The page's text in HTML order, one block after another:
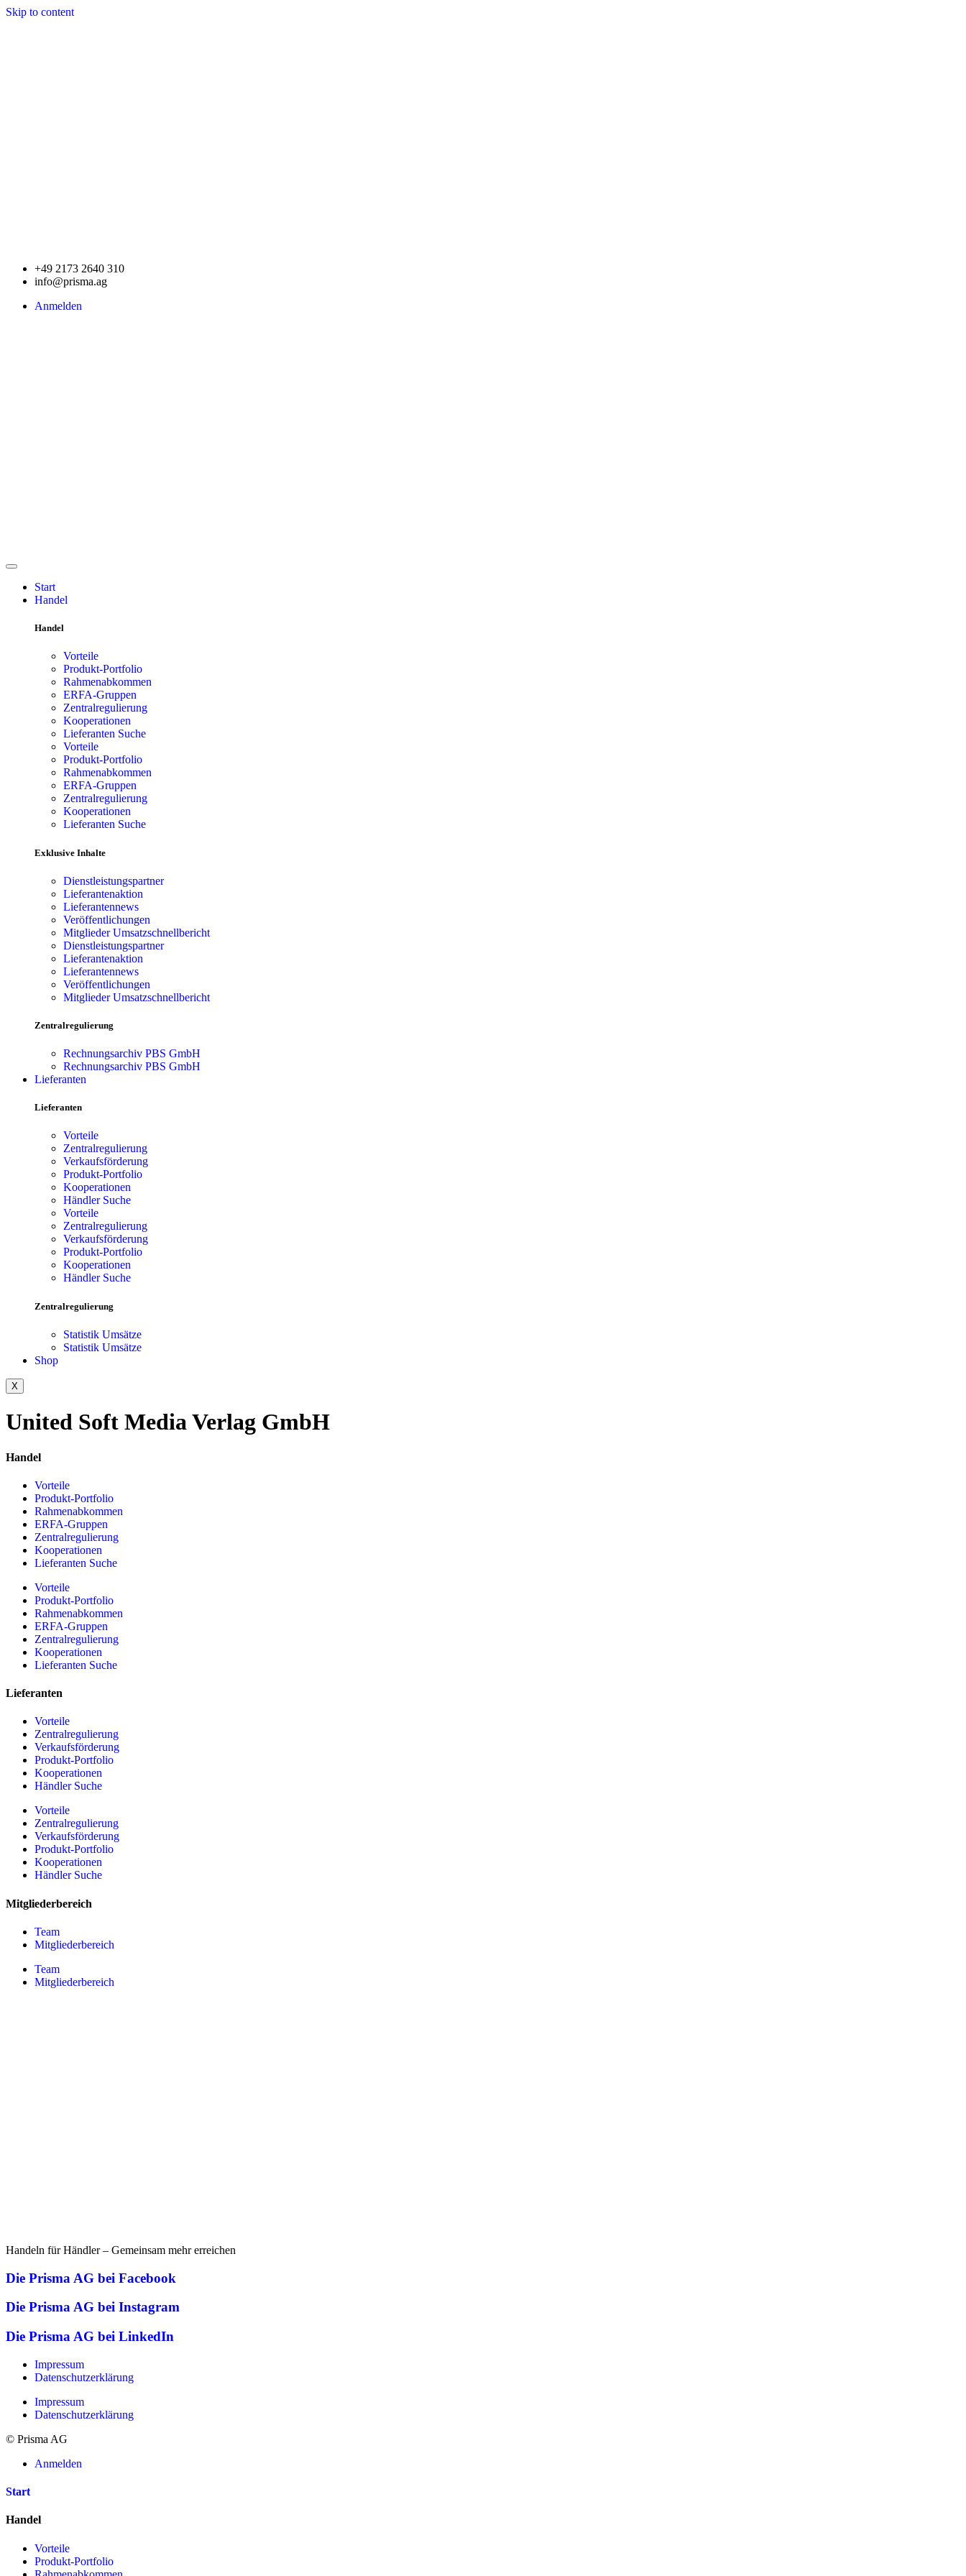
Skip to content
+49 2173 2640 310
info@prisma.ag
Anmelden
Start
Handel
Handel
Vorteile
Produkt-Portfolio
Rahmenabkommen
ERFA-Gruppen
Zentralregulierung
Kooperationen
Lieferanten Suche
Vorteile
Produkt-Portfolio
Rahmenabkommen
ERFA-Gruppen
Zentralregulierung
Kooperationen
Lieferanten Suche
Exklusive Inhalte
Dienstleistungspartner
Lieferantenaktion
Lieferantennews
Veröffentlichungen
Mitglieder Umsatzschnellbericht
Dienstleistungspartner
Lieferantenaktion
Lieferantennews
Veröffentlichungen
Mitglieder Umsatzschnellbericht
Zentralregulierung
Rechnungsarchiv PBS GmbH
Rechnungsarchiv PBS GmbH
Lieferanten
Lieferanten
Vorteile
Zentralregulierung
Verkaufsförderung
Produkt-Portfolio
Kooperationen
Händler Suche
Vorteile
Zentralregulierung
Verkaufsförderung
Produkt-Portfolio
Kooperationen
Händler Suche
Zentralregulierung
Statistik Umsätze
Statistik Umsätze
Shop
X
United Soft Media Verlag GmbH
Handel
Vorteile
Produkt-Portfolio
Rahmenabkommen
ERFA-Gruppen
Zentralregulierung
Kooperationen
Lieferanten Suche
Vorteile
Produkt-Portfolio
Rahmenabkommen
ERFA-Gruppen
Zentralregulierung
Kooperationen
Lieferanten Suche
Lieferanten
Vorteile
Zentralregulierung
Verkaufsförderung
Produkt-Portfolio
Kooperationen
Händler Suche
Vorteile
Zentralregulierung
Verkaufsförderung
Produkt-Portfolio
Kooperationen
Händler Suche
Mitgliederbereich
Team
Mitgliederbereich
Team
Mitgliederbereich
Handeln für Händler – Gemeinsam mehr erreichen
Die Prisma AG bei Facebook
Die Prisma AG bei Instagram
Die Prisma AG bei LinkedIn
Impressum
Datenschutzerklärung
Impressum
Datenschutzerklärung
© Prisma AG
Anmelden
Start
Handel
Vorteile
Produkt-Portfolio